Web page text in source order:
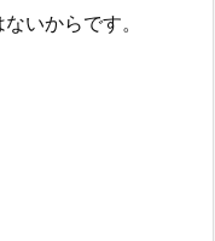
いからです。